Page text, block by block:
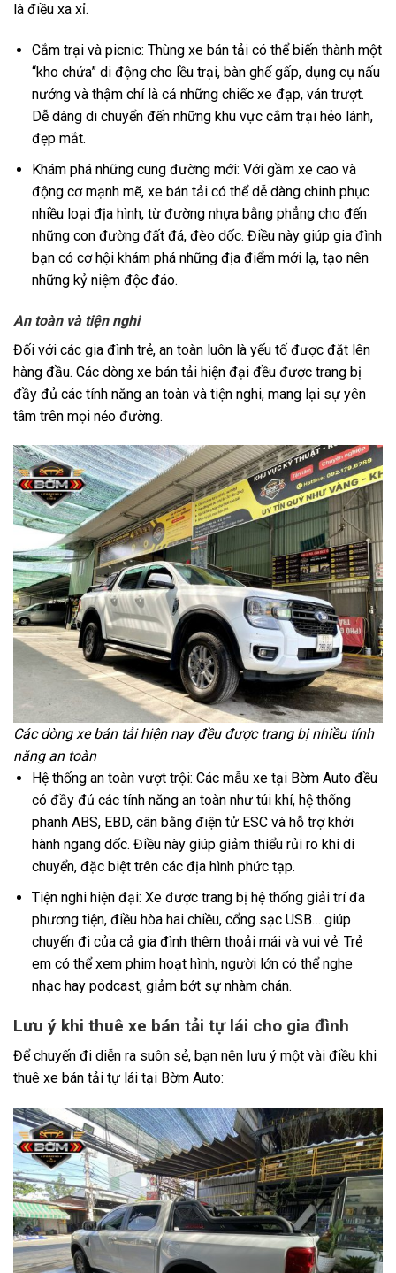
là điều xa xỉ.
Cắm trại và picnic: Thùng xe bán tải có thể biến thành một
“kho chứa” di động cho lều trại, bàn ghế gấp, dụng cụ nấu
nướng và thậm chí là cả những chiếc xe đạp, ván trượt.
Dễ dàng di chuyển đến những khu vực cắm trại hẻo lánh,
đẹp mắt.
Khám phá những cung đường mới: Với gầm xe cao và
động cơ mạnh mẽ, xe bán tải có thể dễ dàng chinh phục
nhiều loại địa hình, từ đường nhựa bằng phẳng cho đến
những con đường đất đá, đèo dốc. Điều này giúp gia đình
bạn có cơ hội khám phá những địa điểm mới lạ, tạo nên
những kỷ niệm độc đáo.
An toàn và tiện nghi
Đối với các gia đình trẻ, an toàn luôn là yếu tố được đặt lên
hàng đầu. Các dòng xe bán tải hiện đại đều được trang bị
đầy đủ các tính năng an toàn và tiện nghi, mang lại sự yên
tâm trên mọi nẻo đường.
Các dòng xe bán tải hiện nay đều được trang bị nhiều tính
năng an toàn
Hệ thống an toàn vượt trội: Các mẫu xe tại Bờm Auto đều
có đầy đủ các tính năng an toàn như túi khí, hệ thống
phanh ABS, EBD, cân bằng điện tử ESC và hỗ trợ khởi
hành ngang dốc. Điều này giúp giảm thiểu rủi ro khi di
chuyển, đặc biệt trên các địa hình phức tạp.
Tiện nghi hiện đại: Xe được trang bị hệ thống giải trí đa
phương tiện, điều hòa hai chiều, cổng sạc USB… giúp
chuyến đi của cả gia đình thêm thoải mái và vui vẻ. Trẻ
em có thể xem phim hoạt hình, người lớn có thể nghe
nhạc hay podcast, giảm bớt sự nhàm chán.
Lưu ý khi thuê xe bán tải tự lái cho gia đình
Để chuyến đi diễn ra suôn sẻ, bạn nên lưu ý một vài điều khi
thuê xe bán tải tự lái tại Bờm Auto: